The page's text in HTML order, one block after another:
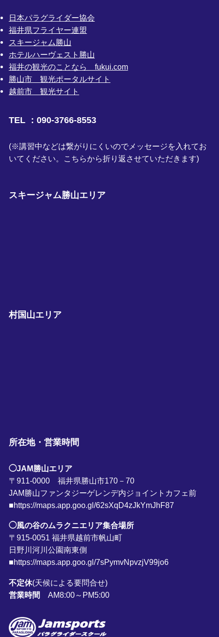
日本パラグライダー協会
福井県フライヤー連盟
スキージャム勝山
ホテルハーヴェスト勝山
福井の観光のことなら fukui.com
勝山市 観光ポータルサイト
越前市 観光サイト
TEL ：090-3766-8553
(※講習中などは繋がりにくいのでメッセージを入れてお
いてください。こちらから折り返させていただきます)
スキージャム勝山エリア
村国山エリア
所在地・営業時間
◯JAM勝山エリア
〒911-0000 福井県勝山市170－70
JAM勝山ファンタジーゲレンデ内ジョイントカフェ前
■https://maps.app.goo.gl/62sXqD4zJkYmJhF87
◯風の谷のムラクニエリア集合場所
〒915-0051 福井県越前市帆山町
日野川河川公園南東側
■https://maps.app.goo.gl/7sPymvNpvzjV99jo6
不定休(天候による要問合せ)
営業時間
AM8:00～PM5:00